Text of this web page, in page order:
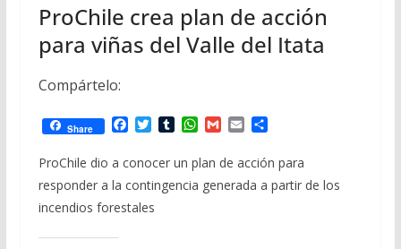
ProChile crea plan de acción
para viñas del Valle del Itata
Compártelo:
Share
F
c
e
b
o
T
i
t
t
e
T
m
b
l
W
a
t
s
G
a
i
l
E
a
i
l
C
m
p
a
ProChile dio a conocer un plan de acción para
responder a la contingencia generada a partir de los
incendios forestales